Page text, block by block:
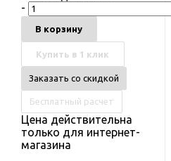
-
В корзину
Купить в 1 клик
Заказать со скидкой
Бесплатный расчет
Цена действительна
только для интернет-
магазина